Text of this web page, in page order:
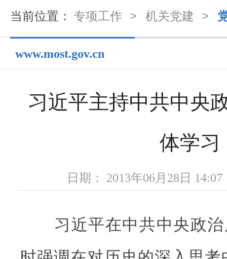
当前位置： 专项工作 > 机关党建 >
www.most.gov.cn
习近平主持中共中央
体学习
日期： 2013年06月28日
习近平在中共中央政治